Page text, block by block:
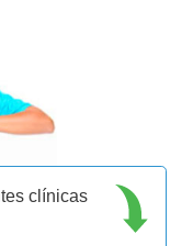
clínicas